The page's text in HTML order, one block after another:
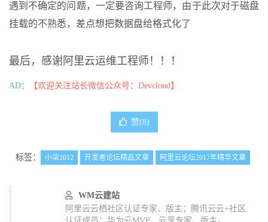
遇到不确定的问题，一定要咨询工程师，由于此次对于磁盘
挂载的不熟悉，差点想把数据盘给格式化了
最后，感谢阿里云运维工程师！！！
AD： 【欢迎关注站长微信公众号：Devcloud】
赞(8)
标签： 小柒2012 开发者论坛精品文章 阿里云论坛2017年精华文章
WM云建站
阿里云云栖社区认证专家、版主；腾讯云云+社区